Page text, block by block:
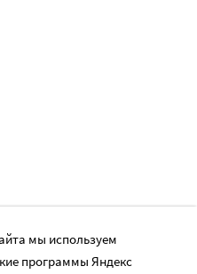
мы используем
программы Яндекс